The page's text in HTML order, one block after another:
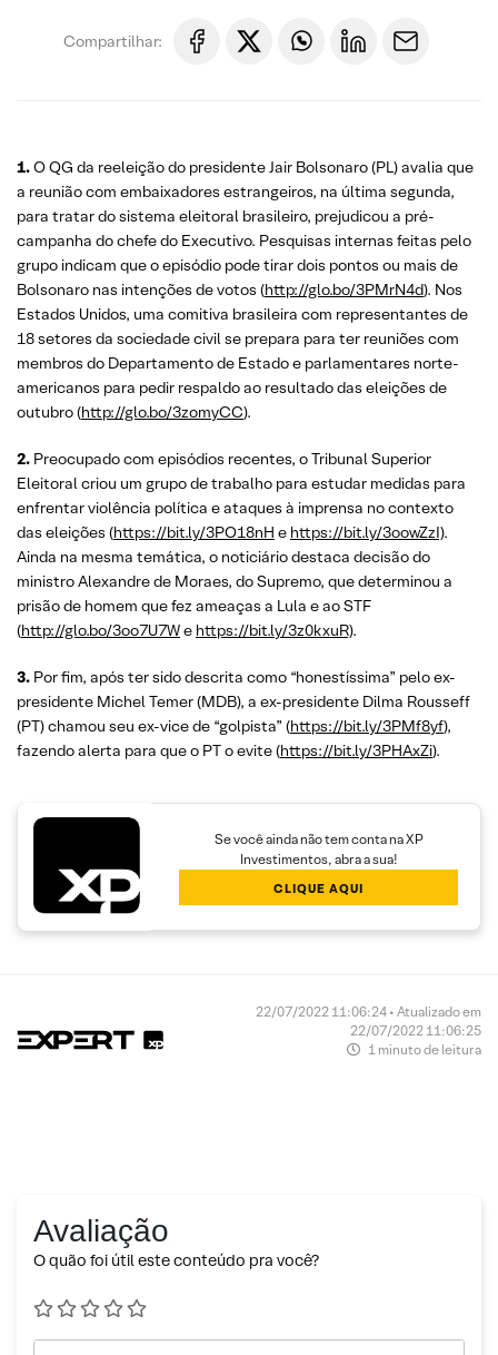
Compartilhar:
1.O QG da reeleição do presidente Jair Bolsonaro (PL) avalia que
a reunião com embaixadores estrangeiros, na última segunda,
para tratar do sistema eleitoral brasileiro, prejudicou a pré-
campanha do chefe do Executivo. Pesquisas internas feitas pelo
grupo indicam que o episódio pode tirar dois pontos ou mais de
Bolsonaro nas intenções de votos (http://glo.bo/3PMrN4d). Nos
Estados Unidos, uma comitiva brasileira com representantes de
18 setores da sociedade civil se prepara para ter reuniões com
membros do Departamento de Estado e parlamentares norte-
americanos para pedir respaldo ao resultado das eleições de
outubro (http://glo.bo/3zomyCC).
2. Preocupado com episódios recentes, o Tribunal Superior
Eleitoral criou um grupo de trabalho para estudar medidas para
enfrentar violência política e ataques à imprensa no contexto
das eleições (https://bit.ly/3PO18nH e https://bit.ly/3oowZzI).
Ainda na mesma temática, o noticiário destaca decisão do
ministro Alexandre de Moraes, do Supremo, que determinou a
prisão de homem que fez ameaças a Lula e ao STF
(http://glo.bo/3oo7U7We https://bit.ly/3z0kxuR).
3. Por fim, após ter sido descrita como “honestíssima” pelo ex-
presidente Michel Temer (MDB), a ex-presidente Dilma Rousseff
(PT) chamou seu ex-vice de “golpista” (https://bit.ly/3PMf8yf),
fazendo alerta para que o PT o evite (https://bit.ly/3PHAxZi).
Se você ainda não tem conta na XP
Investimentos, abra a sua!
CLIQUE AQUI
22/07/2022 11:06:24 • Atualizado em
22/07/2022 11:06:25
1 minuto de leitura
Avaliação
O quão foi útil este conteúdo pra você?